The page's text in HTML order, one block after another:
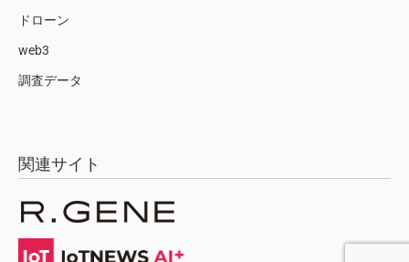
ドローン
web3
調査データ
関連サイト